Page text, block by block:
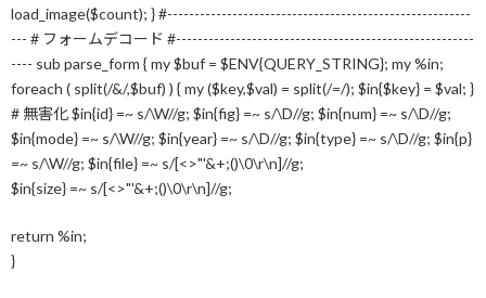
load_image($count); } #--------------------------------------------------------
--- # フォームデコード #-------------------------------------------------------
---- sub parse_form { my $buf = $ENV{QUERY_STRING}; my %in;
foreach ( split(/&/,$buf) ) { my ($key,$val) = split(/=/); $in{$key} = $val; }
# 無害化 $in{id} =~ s/\W//g; $in{fig} =~ s/\D//g; $in{num} =~ s/\D//g;
$in{mode} =~ s/\W//g; $in{year} =~ s/\D//g; $in{type} =~ s/\D//g; $in{p}
=~ s/\W//g; $in{file} =~ s/[<>"'&+;()\0\r\n]//g;
$in{size} =~ s/[<>"'&+;()\0\r\n]//g;
return %in;
}